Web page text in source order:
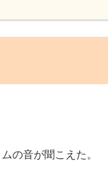
の音が聞こえた。